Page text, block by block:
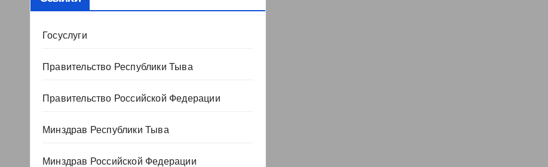
Госуслуги
Правительство Республики Тыва
Правительство Российской Федерации
Минздрав Республики Тыва
Минздрав Российской Федерации